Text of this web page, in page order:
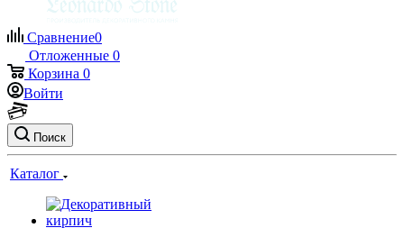
Сравнение0
Отложенные 0
Корзина 0
Войти
Поиск
Каталог